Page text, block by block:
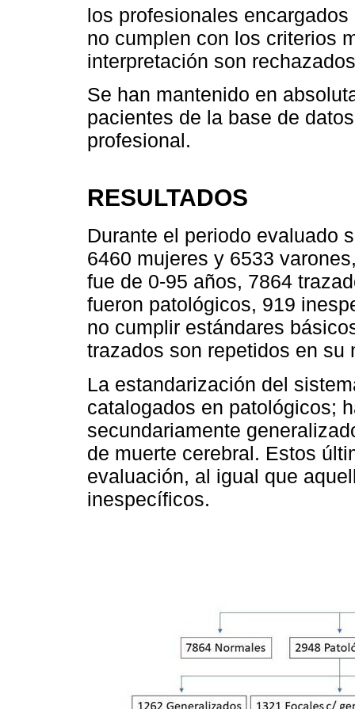
los profesionales
no cumplen con los criterios
interpretación son
Se han mantenido en
pacientes de la base de
profesional.
RESULTADOS
Durante el periodo evaluado
6460 mujeres y 6533
fue de 0-95 años, 7864
fueron patológicos, 919
no cumplir estándares
trazados son repetidos en su
La estandarización del
catalogados en patológicos;
secundariamente
de muerte cerebral. Estos
evaluación, al igual que
inespecíficos.